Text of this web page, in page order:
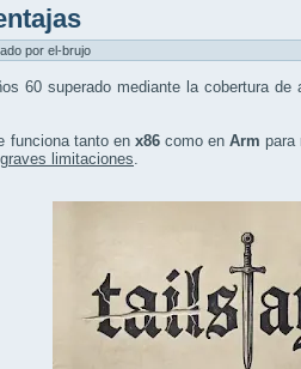
por el-brujo
60 superado mediante la cobertura
funciona tanto en x86como enArm para
graves limitaciones.